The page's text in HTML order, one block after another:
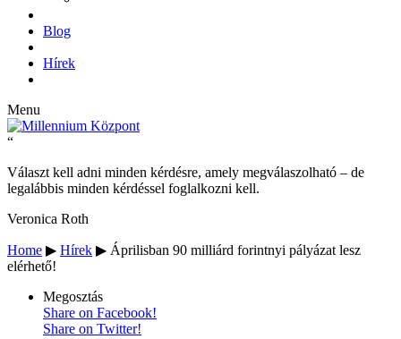
Blog
Hírek
Menu
“
Választ kell adni minden kérdésre, amely megválaszolható – de
legalábbis minden kérdéssel foglalkozni kell.
Veronica Roth
Home ▶ Hírek ▶ Áprilisban 90 milliárd forintnyi pályázat lesz
elérhető!
Megosztás
Share on Facebook!
Share on Twitter!